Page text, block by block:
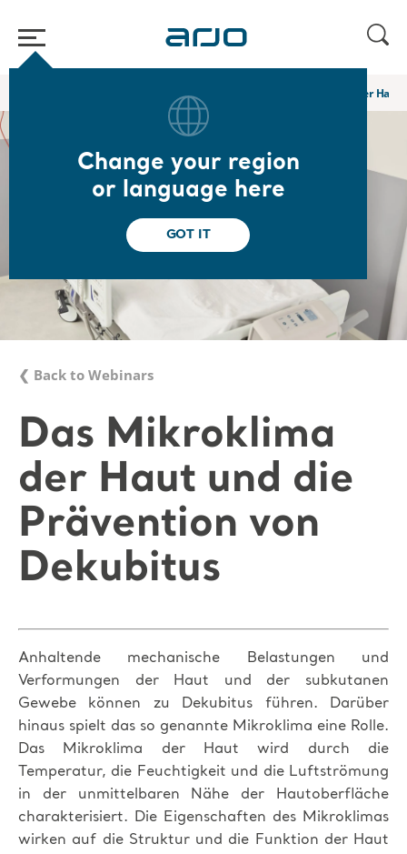
Change your region
or language here
GOT IT
Academy webinars & e-learnings Das Mikroklima der
❮ Back to Webinars
Das Mikroklima
der Haut und die
Prävention von
Dekubitus
Anhaltende mechanische Belastungen und
Verformungen der Haut und der subkutanen
Gewebe können zu Dekubitus führen. Darüber
hinaus spielt das so genannte Mikroklima eine Rolle.
Das Mikroklima der Haut wird durch die
Temperatur, die Feuchtigkeit und die Luftströmung
in der unmittelbaren Nähe der Hautoberfläche
charakterisiert. Die Eigenschaften des Mikroklimas
wirken auf die Struktur und die Funktion der Haut